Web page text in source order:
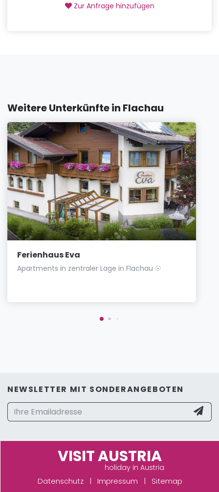
Zur Anfrage hinzufügen
Weitere Unterkünfte in Flachau
Ferienhaus Eva
Apartments in zentraler Lage in Flachau ☉
NEWSLETTER MIT SONDERANGEBOTEN
VISIT AUSTRIA
holiday in Austria
Datenschutz | Impressum | Sitemap